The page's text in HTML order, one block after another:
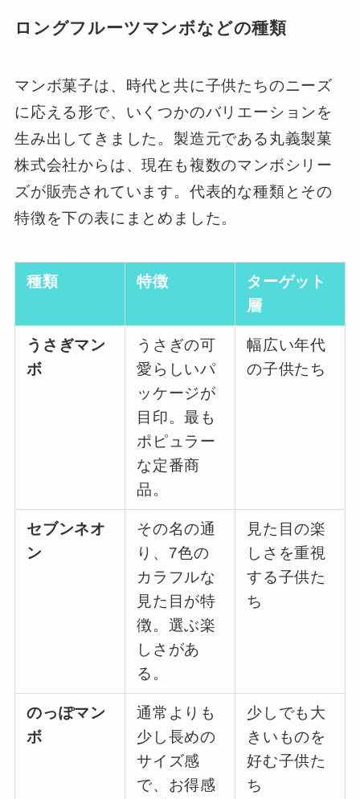
ロングフルーツマンボなどの種類
マンボ菓子は、時代と共に子供たちのニーズ
に応える形で、いくつかのバリエーションを
生み出してきました。製造元である丸義製菓
株式会社からは、現在も複数のマンボシリー
ズが販売されています。代表的な種類とその
特徴を下の表にまとめました。
種類 特徴
ターゲット
層
うさぎマン
ボ
うさぎの可
愛らしいパ
ッケージが
目印。最も
ポピュラー
な定番商
品。
幅広い年代
の子供たち
セブンネオ
ン
その名の通
り、7色の
カラフルな
見た目が特
徴。選ぶ楽
しさがあ
る。
見た目の楽
しさを重視
する子供た
ち
のっぽマン
ボ
通常よりも
少し長めの
サイズ感
で、お得感
少しでも大
きいものを
好む子供た
ち